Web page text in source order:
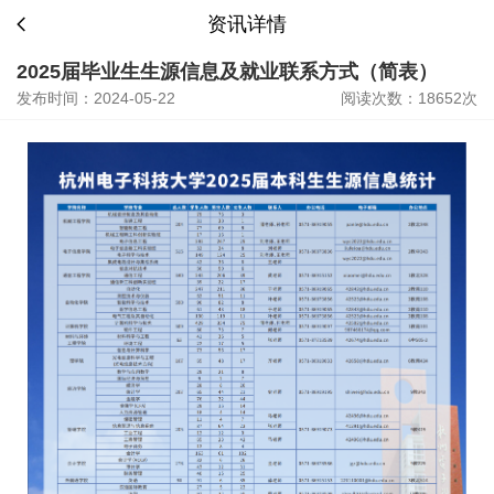
资讯详情
2025届毕业生生源信息及就业联系方式（简表）
发布时间：2024-05-22 阅读次数：18652次